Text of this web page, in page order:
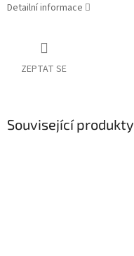
Detailní informace
ZEPTAT SE
Související produkty